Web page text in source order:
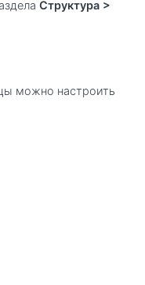
Структура >
можно настроить